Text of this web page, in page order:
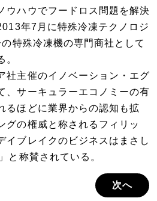
ウハウでフードロス問題を解決
年7月に特殊冷凍テクノロジ
特殊冷凍機の専門商社として
。
社主催のイノベーション・エグ
、サーキュラーエコノミーの有
るほどに業界からの認知も拡
グの権威と称されるフィリッ
イブレイクのビジネスはまさし
と称賛されている。
次へ